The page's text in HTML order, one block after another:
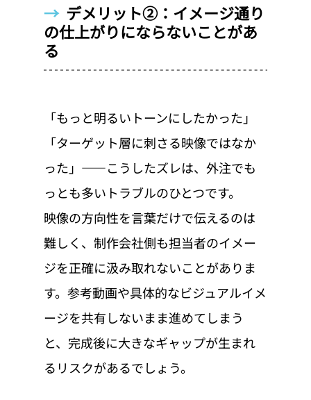
→ デメリット②：イメージ通り
の仕上がりにならないことがあ
る
「もっと明るいトーンにしたかった」
「ターゲット層に刺さる映像ではなか
った」——こうしたズレは、外注でも
っとも多いトラブルのひとつです。
映像の方向性を言葉だけで伝えるのは
難しく、制作会社側も担当者のイメー
ジを正確に汲み取れないことがありま
す。参考動画や具体的なビジュアルイメ
ージを共有しないまま進めてしまう
と、完成後に大きなギャップが生まれ
るリスクがあるでしょう。